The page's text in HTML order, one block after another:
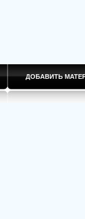
ДОБАВИТЬ